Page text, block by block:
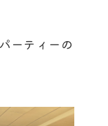
ーティーの